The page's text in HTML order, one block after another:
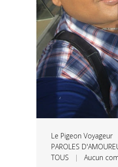
Le Pigeon Voyageur
PAROLES
TOUS | Aucun